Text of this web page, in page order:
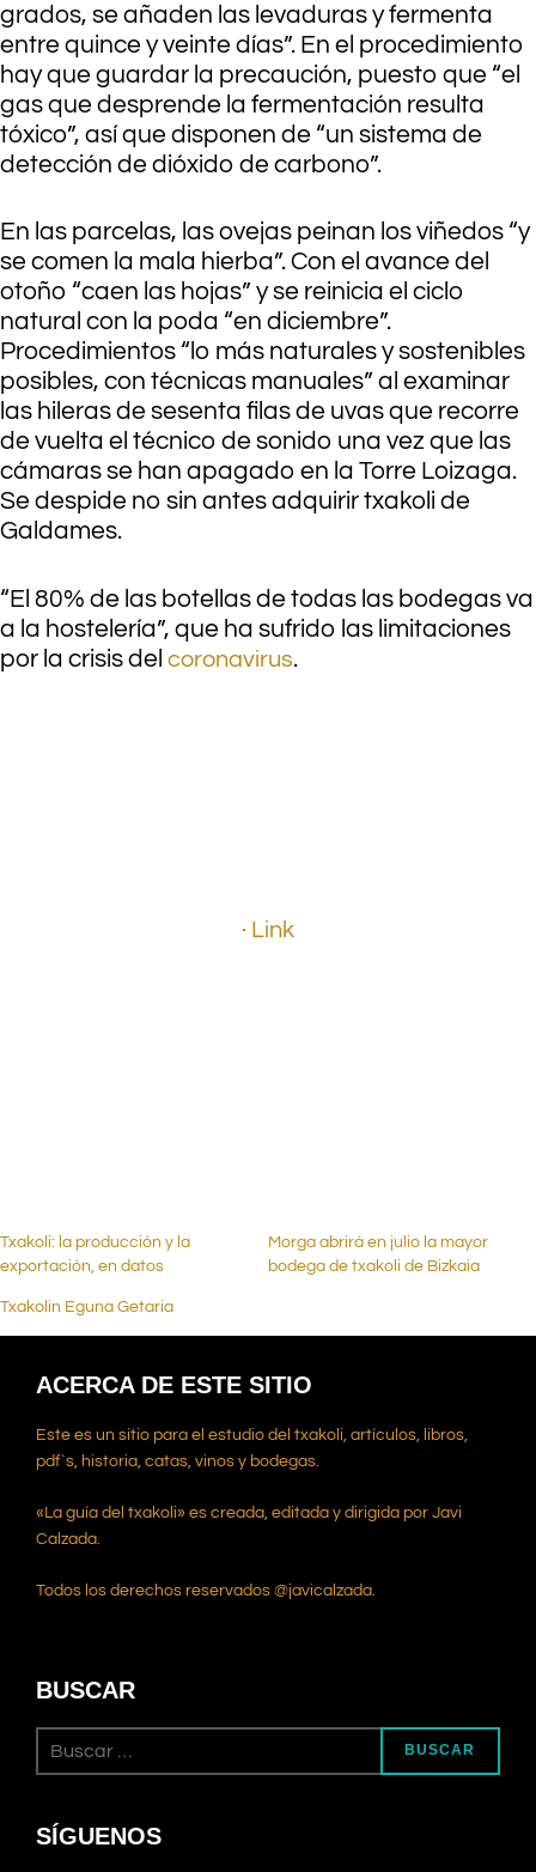
grados, se añaden las levaduras y fermenta
entre quince y veinte días”. En el procedimiento
hay que guardar la precaución, puesto que “el
gas que desprende la fermentación resulta
tóxico”, así que disponen de “un sistema de
detección de dióxido de carbono”.
En las parcelas, las ovejas peinan los viñedos “y
se comen la mala hierba”. Con el avance del
otoño “caen las hojas” y se reinicia el ciclo
natural con la poda “en diciembre”.
Procedimientos “lo más naturales y sostenibles
posibles, con técnicas manuales” al examinar
las hileras de sesenta filas de uvas que recorre
de vuelta el técnico de sonido una vez que las
cámaras se han apagado en la Torre Loizaga.
Se despide no sin antes adquirir txakoli de
Galdames.
“El 80% de las botellas de todas las bodegas va
a la hostelería”, que ha sufrido las limitaciones
por la crisis del coronavirus.
· Link
Txakoli: la producción y la
exportación, en datos
Morga abrirá en julio la mayor
bodega de txakoli de Bizkaia
Txakolin Eguna Getaria
ACERCA DE ESTE SITIO
Este es un sitio para el estudio del txakoli, artículos, libros,
pdf`s, historia, catas, vinos y bodegas.
«La guía del txakoli» es creada, editada y dirigida por Javi
Calzada.
Todos los derechos reservados @javicalzada.
BUSCAR
BUSCAR
SÍGUENOS